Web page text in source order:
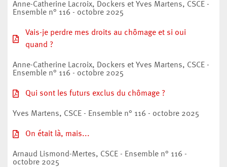
Anne-Catherine Lacroix, Dockers et Yves Martens, CSCE -
Ensemble n° 116 - octobre 2025
Vais-je perdre mes droits au chômage et si oui
quand ?
Anne-Catherine Lacroix, Dockers et Yves Martens, CSCE -
Ensemble n° 116 - octobre 2025
Qui sont les futurs exclus du chômage ?
Yves Martens, CSCE - Ensemble n° 116 - octobre 2025
On était là, mais...
Arnaud Lismond-Mertes, CSCE - Ensemble n° 116 -
octobre 2025